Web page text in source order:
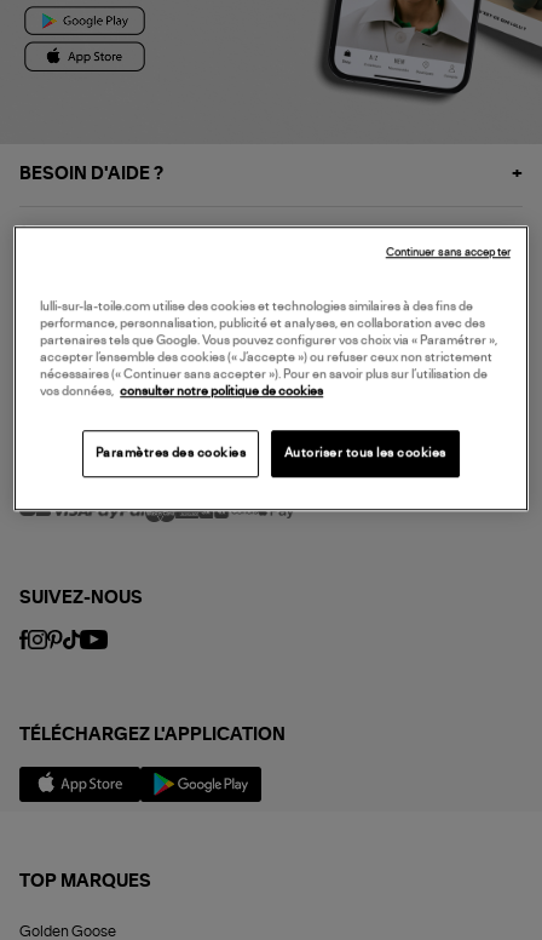
BESOIN D'AIDE ?
NOS SERVICES
SERVICE CLIENT
MODE DE PAIEMENT
SUIVEZ-NOUS
TÉLÉCHARGEZ L'APPLICATION
TOP MARQUES
Golden Goose
lulli-sur-la-toile.com utilise des cookies et technologies similaires à des fins de
performance, personnalisation, publicité et analyses, en collaboration avec des
partenaires tels que Google. Vous pouvez configurer vos choix via « Paramétrer »,
accepter l’ensemble des cookies (« J’accepte ») ou refuser ceux non strictement
nécessaires (« Continuer sans accepter »). Pour en savoir plus sur l’utilisation de
vos données,
consulter notre politique de cookies
Paramètres des cookies Autoriser tous les cookies
Continuer sans accepter